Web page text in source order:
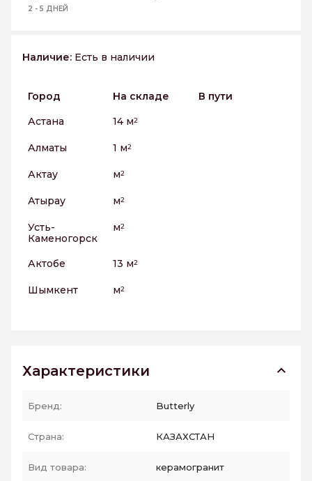
2 - 5 ДНЕЙ
Наличие: Есть в наличии
Город На складе
В пути
Астана
14 м2
Алматы 1 м2
Актау м2
Атырау м2
Усть-
Каменогорск
м2
Актобе 13 м2
Шымкент м2
Характеристики
Бренд: Butterly
Страна: КАЗАХСТАН
Вид товара: керамогранит